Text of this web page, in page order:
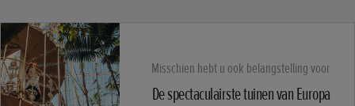
Misschien hebt u ook belangstelling voor
De spectaculairste tuinen van Europa